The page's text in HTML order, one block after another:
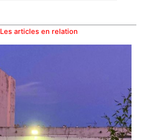
Les articles en relation